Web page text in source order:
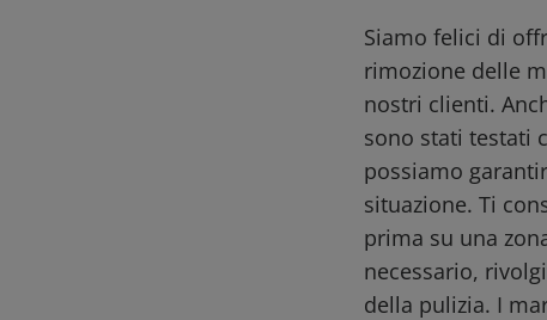
Siamo felici di
rimozione delle
nostri clienti.
sono stati testati
possiamo
situazione. Ti
prima su una
necessario,
della pulizia. I